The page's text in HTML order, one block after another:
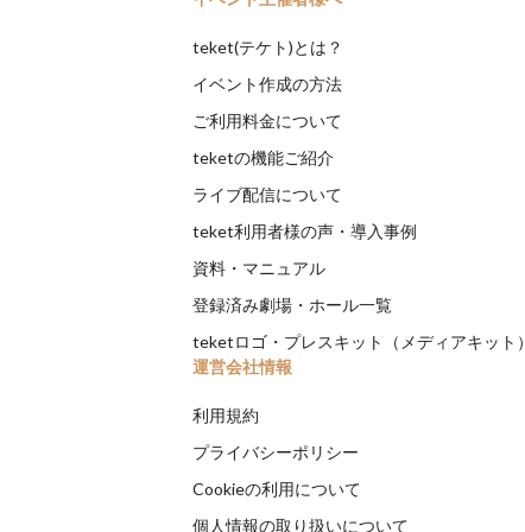
teket(テケト)とは？
イベント作成の方法
ご利用料金について
teketの機能ご紹介
ライブ配信について
teket利用者様の声・導入事例
資料・マニュアル
登録済み劇場・ホール一覧
teketロゴ・プレスキット（メディアキット）
運営会社情報
利用規約
プライバシーポリシー
Cookieの利用について
個人情報の取り扱いについて